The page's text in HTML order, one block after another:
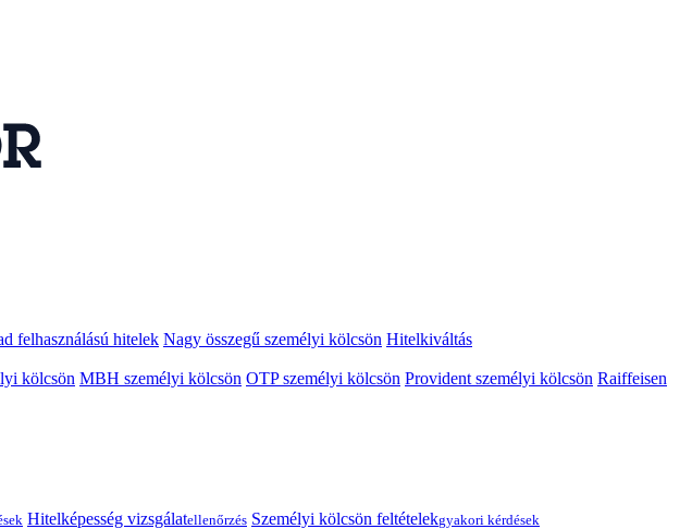
felhasználású hitelek Nagy összegű személyi kölcsön Hitelkiváltás
kölcsön MBH személyi kölcsön OTP személyi kölcsön Provident személyi kölcsön Raiffeisen
Hitelképesség vizsgálatellenőrzés Személyi kölcsön feltételekgyakori kérdések